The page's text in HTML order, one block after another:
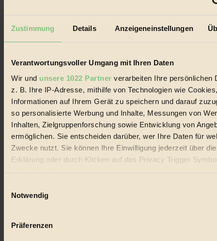
Zustimmung Details Anzeigeneinstellungen
Verantwortungsvoller Umgang mit Ihren Daten
Wir und unsere 1022 Partner verarbeiten Ihre persönlichen
z. B. Ihre IP-Adresse, mithilfe von Technologien wie
Informationen auf Ihrem Gerät zu speichern und darauf
so personalisierte Werbung und Inhalte, Messungen von
Inhalten, Zielgruppenforschung sowie Entwicklung von
ermöglichen. Sie entscheiden darüber, wer Ihre Daten für
Zwecke nutzt. Sie können Ihre Einwilligung jederzeit über
Erklärung oder durch Klicken auf das Privacy Trigger
oder widerrufen
Wenn Sie es erlauben, würden wir auch gerne:
Ihr Gerät durch aktives Scannen nach bestimmten
Notwendig
Präferenzen
Handels mit Bioprodukten, des Fair-Trade sowie der Branche
Social Media
22.601 Fans auf Facebook
3.415 Follower auf Twitter
Folge uns auf Instagram
Themen
Bio
Vegan